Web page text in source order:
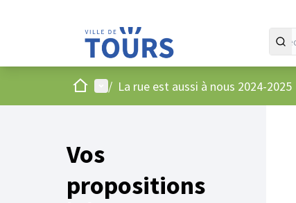
AccueilMenu principal
/ La rue est aussi à nous 2024-2025
Vos
propositions